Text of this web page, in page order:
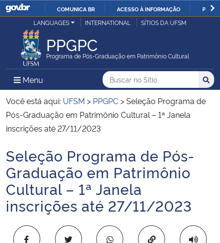
IR
COMUNICA BR ACESSO À INFORMAÇÃO
Ministério da Justiça e Segurança Pública
Ministério da Defesa
Ministério das Relações Exteriores
Ministério da Economia
Ministério da Infraestrutura
Ministério da Agricultura, Pecuária e Abastecimento
Ministério da Educação
Ministério da Cidadania
LANGUAGES INTERNATIONAL SÍTIOS DA UFSM
PPGPC
Programa de Pós-Graduação em Patrimônio Cultural
Menu Menu Principal do Sítio
Busca
Buscar no no Sítio
Busca:
Você está aqui: UFSM > PPGPC >Seleção Programa de
Pós-Graduação em Patrimônio Cultural – 1ª Janela
inscrições até 27/11/2023
Início do conteúdo
Seleção Programa de Pós-
Graduação em Patrimônio
Cultural – 1ª Janela
inscrições até 27/11/2023
Copiar para área